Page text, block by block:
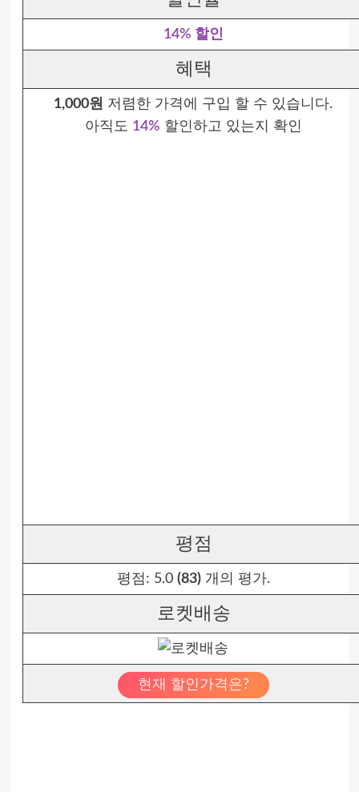
14% 할인
혜택
1,000원 저렴한 가격에 구입 할 수 있습니다.
아직도 14% 할인하고 있는지 확인
평점
평점: 5.0 (83)개의 평가.
로켓배송
현재 할인가격은?